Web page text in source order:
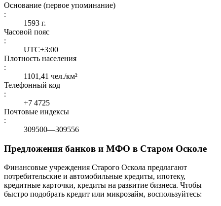
Основание (первое упоминание)
:
1593 г.
Часовой пояс
:
UTC+3:00
Плотность населения
:
1101,41 чел./км²
Телефонный код
:
+7 4725
Почтовые индексы
:
309500—309556
Предложения банков и МФО в Старом Осколе
Финансовые учреждения Старого Оскола предлагают
потребительские и автомобильные кредиты, ипотеку,
кредитные карточки, кредиты на развитие бизнеса. Чтобы
быстро подобрать кредит или микрозайм, воспользуйтесь: